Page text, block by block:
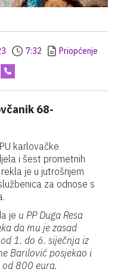
7:32 Priopćenje
68-
karlovačke
i šest prometnih
je u jutrošnjem
za odnose s
je u PP Duga Resa
da mu je zasad
1. do 6. siječnja iz
Barilović posjekao i
800 eura.